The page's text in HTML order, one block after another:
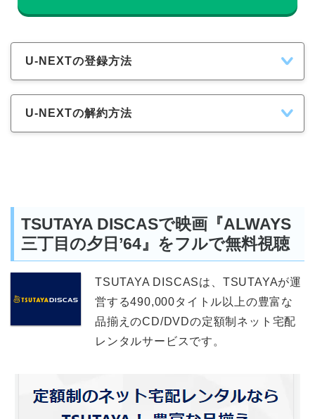
U-NEXTの登録方法
U-NEXTの解約方法
TSUTAYA DISCASで映画『ALWAYS
三丁目の夕日’64』をフルで無料視聴
TSUTAYA DISCASは、TSUTAYAが運
営する490,000タイトル以上の豊富な
品揃えのCD/DVDの定額制ネット宅配
レンタルサービスです。